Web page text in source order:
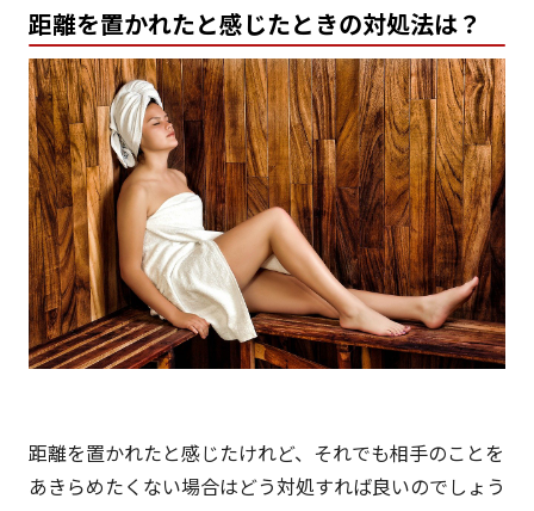
距離を置かれたと感じたときの対処法は？
距離を置かれたと感じたけれど、それでも相手のことを
あきらめたくない場合はどう対処すれば良いのでしょう